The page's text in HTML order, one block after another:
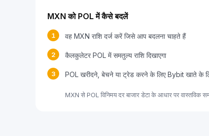
MXN को POL में कैसे बदलें
1 वह MXN राशि दर्ज करें जिसे आप बदलना चाहते हैं
2 कैलकुलेटर POL में समतुल्य राशि दिखाएगा
3 POL खरीदने, बेचने या ट्रेड करने के लिए Bybit खाते के
MXN से POL विनिमय दर बाजार डेटा के आधार पर वास्तविक